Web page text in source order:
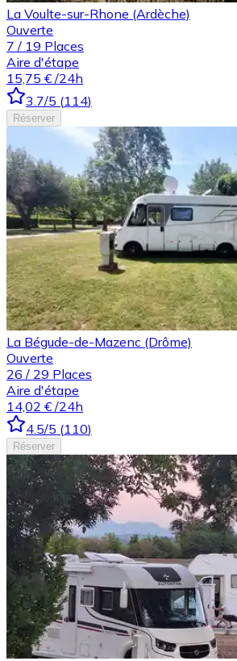
La Voulte-sur-Rhone (Ardèche)
Ouverte
7 / 19 Places
Aire d'étape
15,75 € /24h
3.7/5 (114)
Réserver
La Bégude-de-Mazenc (Drôme)
Ouverte
26 / 29 Places
Aire d'étape
14,02 € /24h
4.5/5 (110)
Réserver